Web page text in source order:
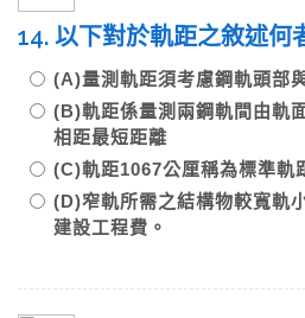
14. 以下對於軌距之敘述何
(A)量測軌距須考慮鋼軌頭部
(B)軌距係量測兩鋼軌間由軌
相距最短距離
(C)軌距1067公厘稱為標準軌
(D)窄軌所需之結構物較寬軌
建設工程費。